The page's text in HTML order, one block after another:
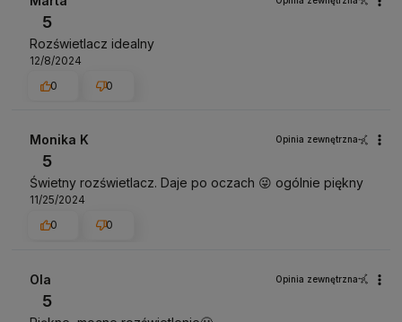
5
Rozświetlacz idealny
12/8/2024
0
0
Monika K Opinia zewnętrzna
5
Świetny rozświetlacz. Daje po oczach 😜 ogólnie piękny
11/25/2024
0
0
Ola Opinia zewnętrzna
5